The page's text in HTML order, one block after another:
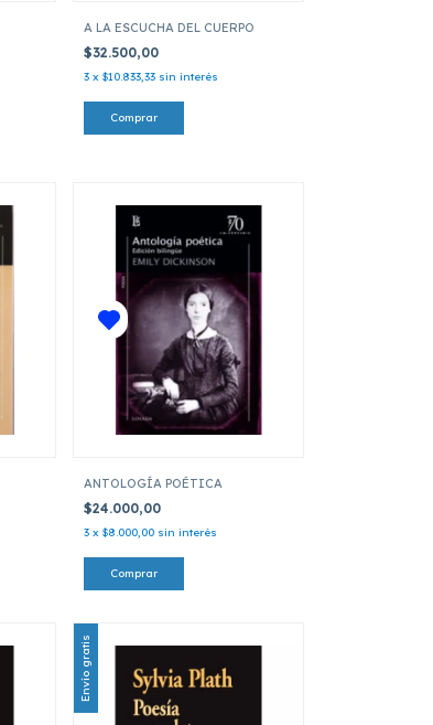
A LA ESCUCHA DEL CUERPO
$32.500,00
3 x $10.833,33 sin interés
ANTOLOGÍA POÉTICA
$24.000,00
3 x $8.000,00 sin interés
Envío gratis